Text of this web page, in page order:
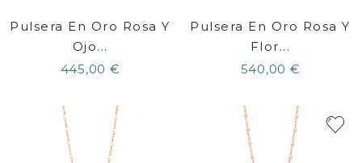
Pulsera En Oro Rosa Y
Ojo...
445,00 €
Pulsera En Oro Rosa Y
Flor...
540,00 €